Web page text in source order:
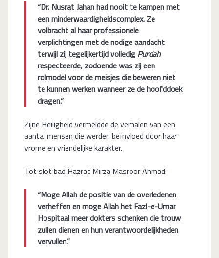
“Dr. Nusrat Jahan had nooit te kampen met
een minderwaardigheidscomplex. Ze
volbracht al haar professionele
verplichtingen met de nodige aandacht
terwijl zij tegelijkertijd volledig Purdah
respecteerde, zodoende was zij een
rolmodel voor de meisjes die beweren niet
te kunnen werken wanneer ze de hoofddoek
dragen.”
Zijne Heiligheid vermeldde de verhalen van een
aantal mensen die werden beïnvloed door haar
vrome en vriendelijke karakter.
Tot slot bad Hazrat Mirza Masroor Ahmad:
“Moge Allah de positie van de overledenen
verheffen en moge Allah het Fazl-e-Umar
Hospitaal meer dokters schenken die trouw
zullen dienen en hun verantwoordelijkheden
vervullen.”